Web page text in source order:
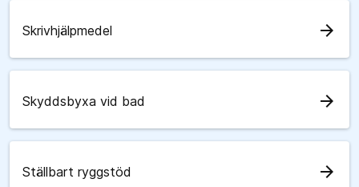
Skrivhjälpmedel arrow_forward
Skyddsbyxa vid bad arrow_forward
Ställbart ryggstöd arrow_forward